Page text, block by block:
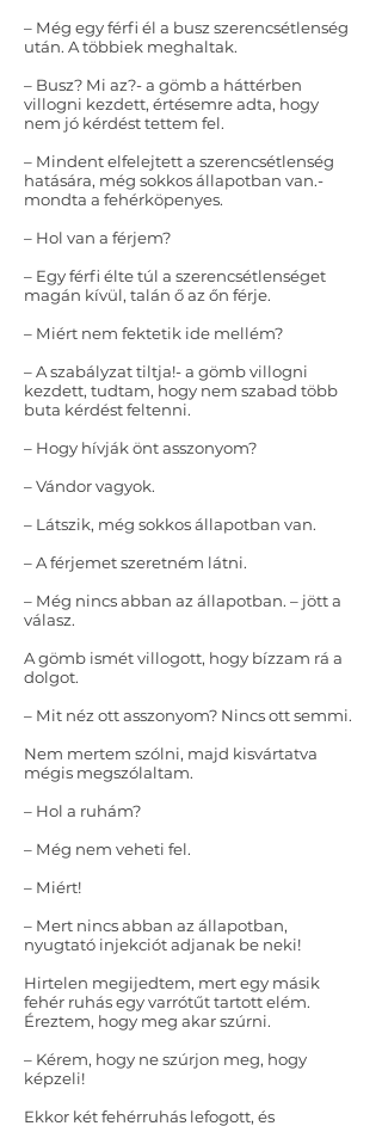
– Még egy férfi él a busz szerencsétlenség
után. A többiek meghaltak.
– Busz? Mi az?- a gömb a háttérben
villogni kezdett, értésemre adta, hogy
nem jó kérdést tettem fel.
– Mindent elfelejtett a szerencsétlenség
hatására, még sokkos állapotban van.-
mondta a fehérköpenyes.
– Hol van a férjem?
– Egy férfi élte túl a szerencsétlenséget
magán kívül, talán ő az őn férje.
– Miért nem fektetik ide mellém?
– A szabályzat tiltja!- a gömb villogni
kezdett, tudtam, hogy nem szabad több
buta kérdést feltenni.
– Hogy hívják önt asszonyom?
– Vándor vagyok.
– Látszik, még sokkos állapotban van.
– A férjemet szeretném látni.
– Még nincs abban az állapotban. – jött a
válasz.
A gömb ismét villogott, hogy bízzam rá a
dolgot.
– Mit néz ott asszonyom? Nincs ott semmi.
Nem mertem szólni, majd kisvártatva
mégis megszólaltam.
– Hol a ruhám?
– Még nem veheti fel.
– Miért!
– Mert nincs abban az állapotban,
nyugtató injekciót adjanak be neki!
Hirtelen megijedtem, mert egy másik
fehér ruhás egy varrótűt tartott elém.
Éreztem, hogy meg akar szúrni.
– Kérem, hogy ne szúrjon meg, hogy
képzeli!
Ekkor két fehérruhás lefogott, és